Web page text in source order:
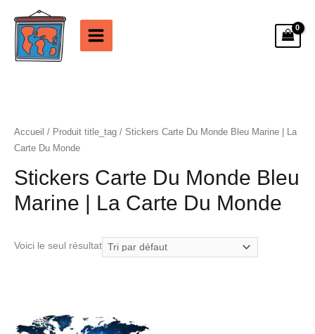
contenu
Accueil / Produit title_tag / Stickers Carte Du Monde Bleu Marine | La
Carte Du Monde
Stickers Carte Du Monde Bleu
Marine | La Carte Du Monde
Voici le seul résultat